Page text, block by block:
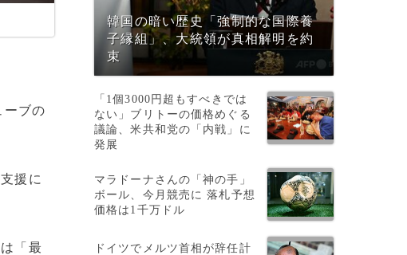
ーブの
援に
「最
韓国の暗い歴史「強制的な国際養
子縁組」、大統領が真相解明を約
束
「1個3000円超もすべきでは
ない」ブリトーの価格めぐる
議論、米共和党の「内戦」に
発展
マラドーナさんの「神の手」
ボール、今月競売に 落札予想
価格は1千万ドル
ドイツでメルツ首相が辞任計